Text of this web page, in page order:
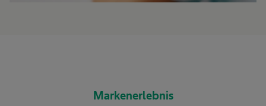
Markenerlebnis